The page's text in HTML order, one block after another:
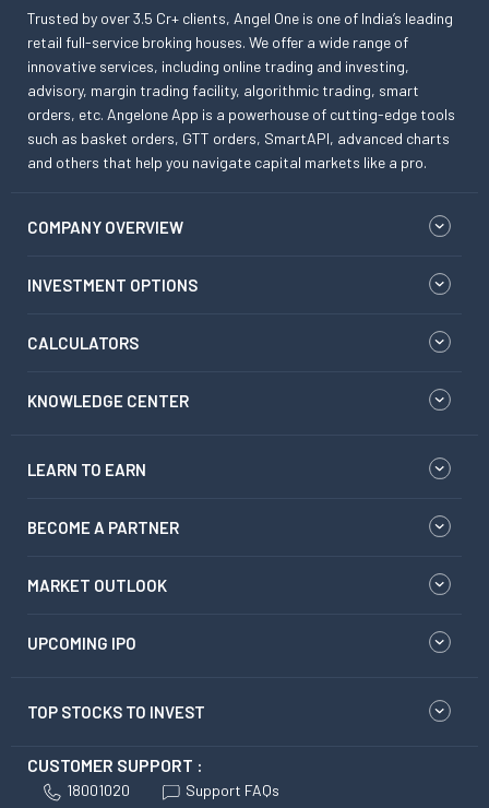
Trusted by over 3.5 Cr+ clients, Angel One is one of India’s leading
retail full-service broking houses. We offer a wide range of
innovative services, including online trading and investing,
advisory, margin trading facility, algorithmic trading, smart
orders, etc. Angelone App is a powerhouse of cutting-edge tools
such as basket orders, GTT orders, SmartAPI, advanced charts
and others that help you navigate capital markets like a pro.
COMPANY OVERVIEW
INVESTMENT OPTIONS
CALCULATORS
KNOWLEDGE CENTER
LEARN TO EARN
BECOME A PARTNER
MARKET OUTLOOK
UPCOMING IPO
TOP STOCKS TO INVEST
CUSTOMER SUPPORT :
18001020 Support FAQs